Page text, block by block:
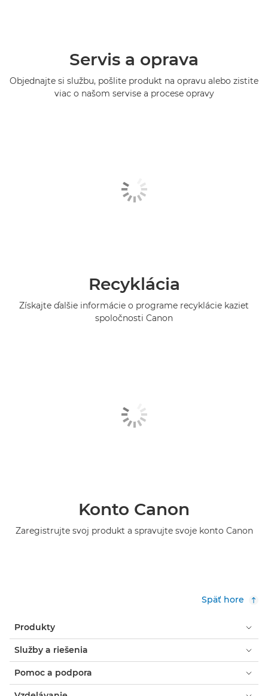
Servis a oprava
Objednajte si službu, pošlite produkt na opravu alebo zistite
viac o našom servise a procese opravy
Recyklácia
Získajte ďalšie informácie o programe recyklácie kaziet
spoločnosti Canon
Konto Canon
Zaregistrujte svoj produkt a spravujte svoje konto Canon
Späť hore
Produkty
Služby a riešenia
Pomoc a podpora